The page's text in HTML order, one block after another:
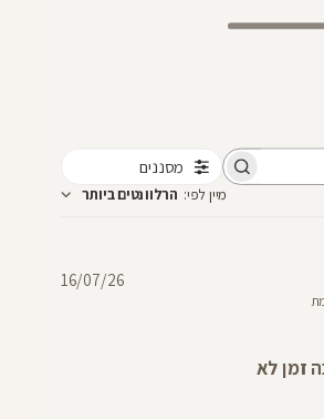
מסננים
מיין לפי: הרלוונטים ביותר
זמן לא
16/07/26